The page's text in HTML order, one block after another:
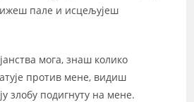
пале и исцељујеш
мога, знаш колико
против мене, видиш
злобу подигнуту на мене.